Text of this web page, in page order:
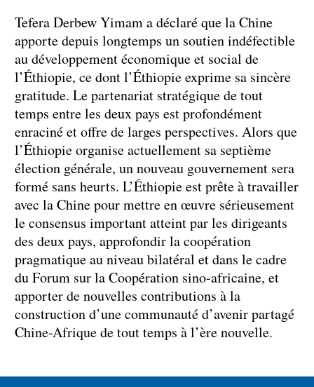
Tefera Derbew Yimam a déclaré que la Chine
apporte depuis longtemps un soutien indéfectible
au développement économique et social de
l’Éthiopie, ce dont l’Éthiopie exprime sa sincère
gratitude. Le partenariat stratégique de tout
temps entre les deux pays est profondément
enraciné et offre de larges perspectives. Alors que
l’Éthiopie organise actuellement sa septième
élection générale, un nouveau gouvernement sera
formé sans heurts. L’Éthiopie est prête à travailler
avec la Chine pour mettre en œuvre sérieusement
le consensus important atteint par les dirigeants
des deux pays, approfondir la coopération
pragmatique au niveau bilatéral et dans le cadre
du Forum sur la Coopération sino-africaine, et
apporter de nouvelles contributions à la
construction d’une communauté d’avenir partagé
Chine-Afrique de tout temps à l’ère nouvelle.